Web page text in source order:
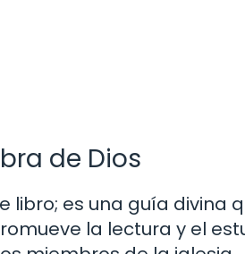
de Dios
libro; es una guía divina
la lectura y el